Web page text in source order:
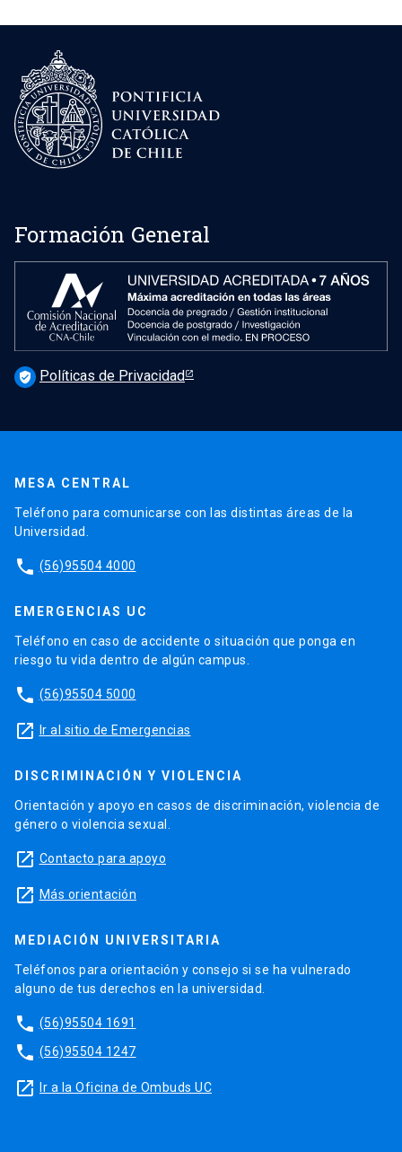
Formación General
verified_user Políticas de Privacidad
MESA CENTRAL
Teléfono para comunicarse con las distintas áreas de la
Universidad.
phone (56)95504 4000
EMERGENCIAS UC
Teléfono en caso de accidente o situación que ponga en
riesgo tu vida dentro de algún campus.
phone (56)95504 5000
launch Ir al sitio de Emergencias
DISCRIMINACIÓN Y VIOLENCIA
Orientación y apoyo en casos de discriminación, violencia de
género o violencia sexual.
launch Contacto para apoyo
launch Más orientación
MEDIACIÓN UNIVERSITARIA
Teléfonos para orientación y consejo si se ha vulnerado
alguno de tus derechos en la universidad.
phone (56)95504 1691
phone (56)95504 1247
launch Ir a la Oficina de Ombuds UC